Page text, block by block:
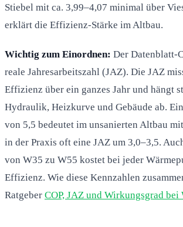
Stiebel mit ca. 3,99–4,07 minimal über
erklärt die Effizienz-Stärke im Altbau.
Wichtig zum Einordnen: Der Datenblatt-
reale Jahresarbeitszahl (JAZ). Die JAZ
Effizienz über ein ganzes Jahr und hängt
Hydraulik, Heizkurve und Gebäude ab.
von 5,5 bedeutet im unsanierten Altbau
in der Praxis oft eine JAZ um 3,0–3,5.
von W35 zu W55 kostet bei jeder
Effizienz. Wie diese Kennzahlen
Ratgeber COP, JAZ und Wirkungsgrad bei